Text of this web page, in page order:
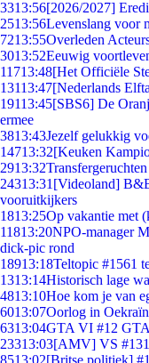
3313:56[2026/2027]
2513:56Levenslang voor
7213:55Overleden
3013:52Eeuwig
11713:48[Het Officiële
13113:47[Nederlands
19113:45[SBS6] De
ermee
3813:43Jezelf gelukkig
14713:32[Keuken
2913:32
24313:31 [Videoland]
vooruitkijkers
1813:25Op vakantie met
11813:20NPO-manager
dick-pic rond
18913:18Teltopic #1561
1313:14Historisch lage
4813:10Hoe kom je van
6013:07Oorlog in
6313:04GTA VI #12
23313:03[AMV] VS
8513:02[Britse politiek]